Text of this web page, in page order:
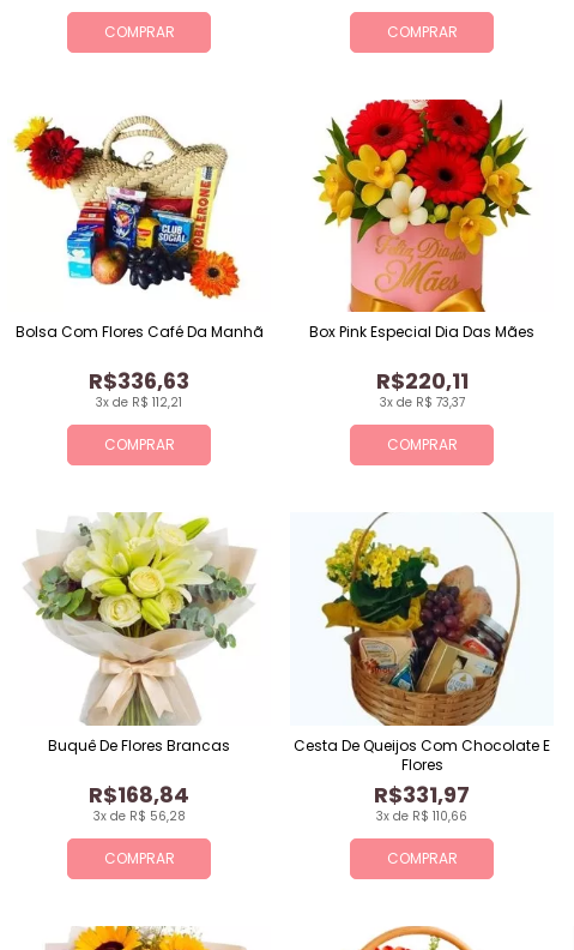
COMPRAR COMPRAR
COMPRAR
3x de R$ 112,21
R$336,63
Bolsa Com Flores Café Da Manhã
COMPRAR
3x de R$ 73,37
R$220,11
Box Pink Especial Dia Das Mães
COMPRAR
3x de R$ 56,28
R$168,84
Buquê De Flores Brancas
COMPRAR
3x de R$ 110,66
R$331,97
Cesta De Queijos Com Chocolate E
Flores